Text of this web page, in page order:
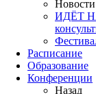
Новости
ИДЁТ
Расписание
Образование
Конференции
Назад